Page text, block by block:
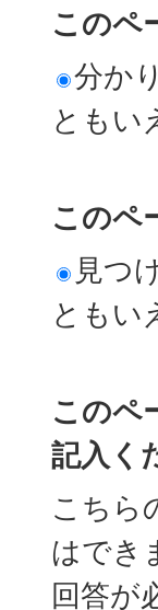
このペ
分か
ともい
このペ
見つ
ともい
このペ
記入く
こちら
はでき
回答が